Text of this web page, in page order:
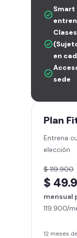
Smart
en
sede
Plan
Entrena
elección
$ 119.900
$
mensual
119.900/
12 meses